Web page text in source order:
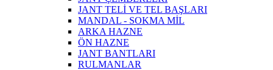
JANT TELİ VE TEL BAŞLARI
MANDAL - SOKMA MİL
ARKA HAZNE
ÖN HAZNE
JANT BANTLARI
RULMANLAR